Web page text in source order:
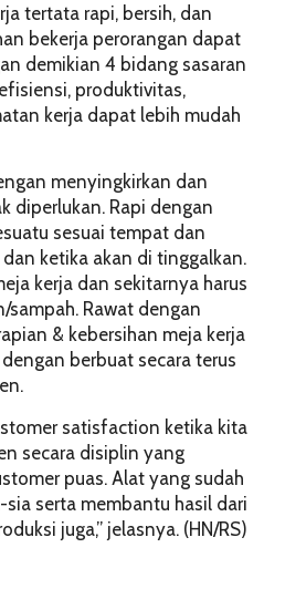
tertata rapi, bersih, dan
bekerja perorangan dapat
demikian 4 bidang sasaran
produktivitas,
kerja dapat lebih mudah
menyingkirkan dan
diperlukan. Rapi dengan
sesuai tempat dan
ketika akan di tinggalkan.
kerja dan sekitarnya harus
Rawat dengan
& kebersihan meja kerja
berbuat secara terus
satisfaction ketika kita
secara disiplin yang
puas. Alat yang sudah
serta membantu hasil dari
juga,” jelasnya. (HN/RS)